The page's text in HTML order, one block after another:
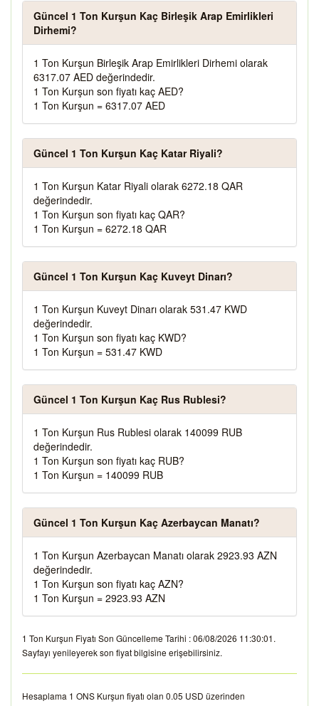
Güncel 1 Ton Kurşun Kaç Birleşik Arap Emirlikleri
Dirhemi?
1 Ton Kurşun Birleşik Arap Emirlikleri Dirhemi olarak
6317.07 AED değerindedir.
1 Ton Kurşun son fiyatı kaç AED?
1 Ton Kurşun = 6317.07 AED
Güncel 1 Ton Kurşun Kaç Katar Riyali?
1 Ton Kurşun Katar Riyali olarak 6272.18 QAR
değerindedir.
1 Ton Kurşun son fiyatı kaç QAR?
1 Ton Kurşun = 6272.18 QAR
Güncel 1 Ton Kurşun Kaç Kuveyt Dinarı?
1 Ton Kurşun Kuveyt Dinarı olarak 531.47 KWD
değerindedir.
1 Ton Kurşun son fiyatı kaç KWD?
1 Ton Kurşun = 531.47 KWD
Güncel 1 Ton Kurşun Kaç Rus Rublesi?
1 Ton Kurşun Rus Rublesi olarak 140099 RUB
değerindedir.
1 Ton Kurşun son fiyatı kaç RUB?
1 Ton Kurşun = 140099 RUB
Güncel 1 Ton Kurşun Kaç Azerbaycan Manatı?
1 Ton Kurşun Azerbaycan Manatı olarak 2923.93 AZN
değerindedir.
1 Ton Kurşun son fiyatı kaç AZN?
1 Ton Kurşun = 2923.93 AZN
1 Ton Kurşun Fiyatı Son Güncelleme Tarihi : 06/08/2026 11:30:01.
Sayfayı yenileyerek son fiyat bilgisine erişebilirsiniz.
Hesaplama 1 ONS Kurşun fiyatı olan 0.05 USD üzerinden